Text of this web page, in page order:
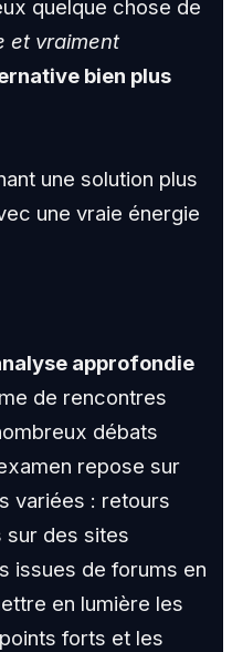
quelque chose de
et vraiment
bien plus
une solution plus
une vraie énergie
approfondie
de rencontres
débats
repose sur
variées : retours
sur des sites
issues de forums en
en lumière les
forts et les